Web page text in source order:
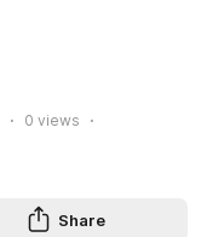
0 views
Share